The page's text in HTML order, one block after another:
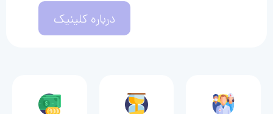
درباره کلینیک